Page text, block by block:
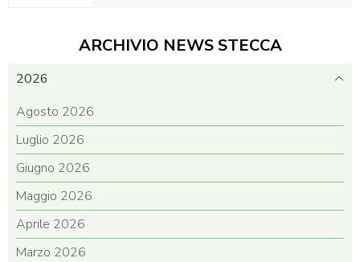
ARCHIVIO NEWS STECCA
2026
Agosto 2026
Luglio 2026
Giugno 2026
Maggio 2026
Aprile 2026
Marzo 2026